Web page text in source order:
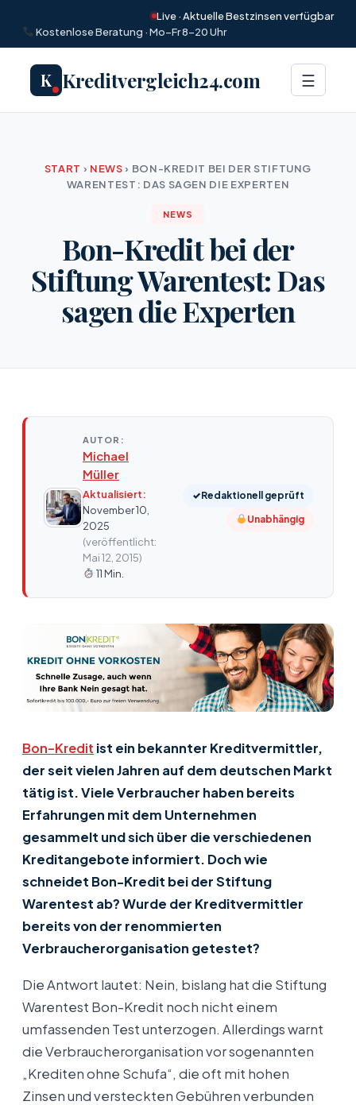
Live · Aktuelle Bestzinsen verfügbar
Kostenlose Beratung · Mo–Fr 8–20 Uhr
K Kreditvergleich24.com Menü
☰
START › NEWS › BON-KREDIT BEI DER STIFTUNG
WARENTEST: DAS SAGEN DIE EXPERTEN
NEWS
Bon-Kredit bei der
Stiftung Warentest: Das
sagen die Experten
AUTOR:
Michael
Müller
Aktualisiert:
November 10,
2025
(veröffentlicht:
Mai 12, 2015)
11 Min.
✓Redaktionell geprüft
Unabhängig
Bon-Kredit ist ein bekannter Kreditvermittler,
der seit vielen Jahren auf dem deutschen Markt
tätig ist. Viele Verbraucher haben bereits
Erfahrungen mit dem Unternehmen
gesammelt und sich über die verschiedenen
Kreditangebote informiert. Doch wie
schneidet Bon-Kredit bei der Stiftung
Warentest ab? Wurde der Kreditvermittler
bereits von der renommierten
Verbraucherorganisation getestet?
Die Antwort lautet: Nein, bislang hat die Stiftung
Warentest Bon-Kredit noch nicht einem
umfassenden Test unterzogen. Allerdings warnt
die Verbraucherorganisation vor sogenannten
„Krediten ohne Schufa“, die oft mit hohen
Zinsen und versteckten Gebühren verbunden